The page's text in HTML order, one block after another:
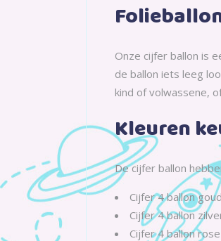
Onze cijfer ballon is
de ballon iets leeg
kind of volwassene,
Kleuren
De cijfer ballon
Cijfer 4 ballon goud
Cijfer 4 ballon
Cijfer 4 ballon